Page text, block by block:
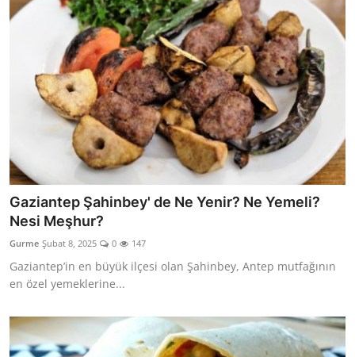
Gaziantep Şahinbey' de Ne Yenir? Ne Yemeli?
Nesi Meşhur?
Gurme Şubat 8, 2025 0 147
Gaziantep’in en büyük ilçesi olan Şahinbey, Antep mutfağının
en özel yemeklerine...